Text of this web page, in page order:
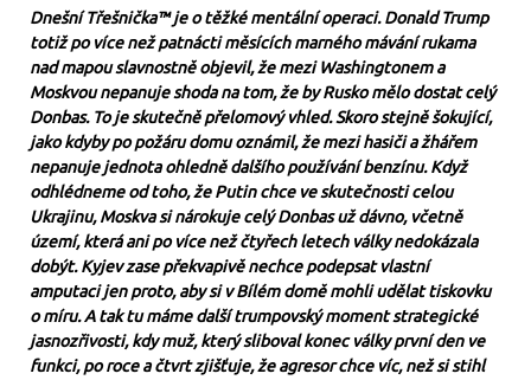
Dnešní Třešnička™ je o těžké mentální operaci. Donald Trump
totiž po více než patnácti měsících marného mávání rukama
nad mapou slavnostně objevil, že mezi Washingtonem a
Moskvou nepanuje shoda na tom, že by Rusko mělo dostat celý
Donbas. To je skutečně přelomový vhled. Skoro stejně šokující,
jako kdyby po požáru domu oznámil, že mezi hasiči a žhářem
nepanuje jednota ohledně dalšího používání benzínu. Když
odhlédneme od toho, že Putin chce ve skutečnosti celou
Ukrajinu, Moskva si nárokuje celý Donbas už dávno, včetně
území, která ani po více než čtyřech letech války nedokázala
dobýt. Kyjev zase překvapivě nechce podepsat vlastní
amputaci jen proto, aby si v Bílém domě mohli udělat tiskovku
o míru. A tak tu máme další trumpovský moment strategické
jasnozřivosti, kdy muž, který sliboval konec války první den ve
funkci, po roce a čtvrt zjišťuje, že agresor chce víc, než si stihl